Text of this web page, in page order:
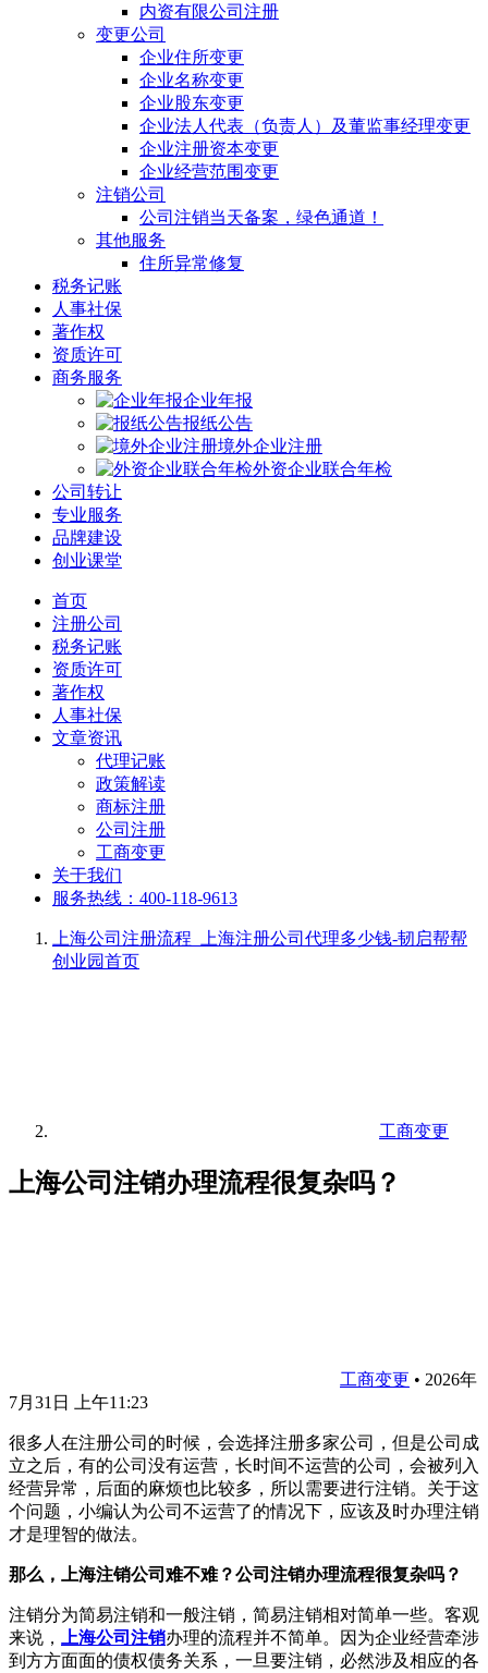
内资有限公司注册
变更公司
企业住所变更
企业名称变更
企业股东变更
企业法人代表（负责人）及董监事经理变更
企业注册资本变更
企业经营范围变更
注销公司
公司注销当天备案，绿色通道！
其他服务
住所异常修复
税务记账
人事社保
著作权
资质许可
商务服务
企业年报
报纸公告
境外企业注册
外资企业联合年检
公司转让
专业服务
品牌建设
创业课堂
首页
注册公司
税务记账
资质许可
著作权
人事社保
文章资讯
代理记账
政策解读
商标注册
公司注册
工商变更
关于我们
服务热线：400-118-9613
上海公司注册流程_上海注册公司代理多少钱-韧启帮帮
创业园首页
工商变更
上海公司注销办理流程很复杂吗？
工商变更 • 2026年
7月31日 上午11:23
很多人在注册公司的时候，会选择注册多家公司，但是公司成
立之后，有的公司没有运营，长时间不运营的公司，会被列入
经营异常，后面的麻烦也比较多，所以需要进行注销。关于这
个问题，小编认为公司不运营了的情况下，应该及时办理注销
才是理智的做法。
那么，上海注销公司难不难？公司注销办理流程很复杂吗？
注销分为简易注销和一般注销，简易注销相对简单一些。客观
来说，
上海公司注销办理的流程并不简单。因为企业经营牵涉
到方方面面的债权债务关系，一旦要注销，必然涉及相应的各